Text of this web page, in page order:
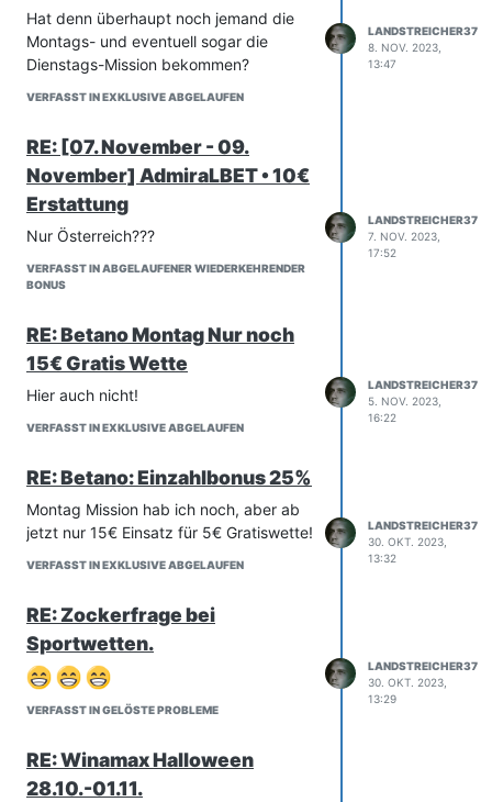
Hat denn überhaupt noch jemand die
Montags- und eventuell sogar die
Dienstags-Mission bekommen?
VERFASST IN EXKLUSIVE ABGELAUFEN
LANDSTREICHER37
8. NOV. 2023,
13:47
RE: [07. November - 09.
November] AdmiraLBET • 10€
Erstattung
Nur Österreich???
VERFASST IN ABGELAUFENER WIEDERKEHRENDER
BONUS
LANDSTREICHER37
7. NOV. 2023,
17:52
RE: Betano Montag Nur noch
15€ Gratis Wette
Hier auch nicht!
VERFASST IN EXKLUSIVE ABGELAUFEN
LANDSTREICHER37
5. NOV. 2023,
16:22
RE: Betano: Einzahlbonus 25%
Montag Mission hab ich noch, aber ab
jetzt nur 15€ Einsatz für 5€ Gratiswette!
VERFASST IN EXKLUSIVE ABGELAUFEN
LANDSTREICHER37
30. OKT. 2023,
13:32
RE: Zockerfrage bei
Sportwetten.
VERFASST IN GELÖSTE PROBLEME
LANDSTREICHER37
30. OKT. 2023,
13:29
RE: Winamax Halloween
28.10.-01.11.